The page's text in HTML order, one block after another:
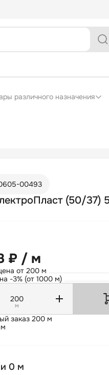
различного назначения
00493
(50/37)
₽ / м
от 200 м
-3% (от 1000 м)
м
заказ 200 м
0 м